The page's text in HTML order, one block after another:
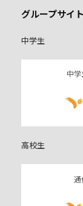
グループサイト
中学生
中
高校生
通